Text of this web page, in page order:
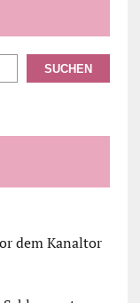
SUCHEN
dem Kanaltor